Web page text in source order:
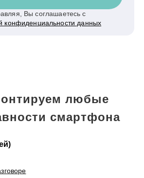
Вы соглашаетесь с
конфиденциальности данных
любые
смартфона